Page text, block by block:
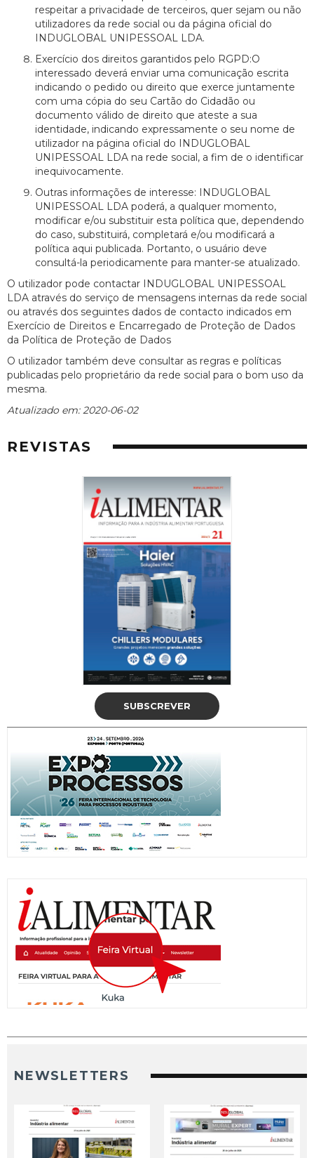
respeitar a privacidade de terceiros, quer sejam ou não
utilizadores da rede social ou da página oficial do
INDUGLOBAL UNIPESSOAL LDA.
Exercício dos direitos garantidos pelo RGPD:O
interessado deverá enviar uma comunicação escrita
indicando o pedido ou direito que exerce juntamente
com uma cópia do seu Cartão do Cidadão ou
documento válido de direito que ateste a sua
identidade, indicando expressamente o seu nome de
utilizador na página oficial do INDUGLOBAL
UNIPESSOAL LDA na rede social, a fim de o identificar
inequivocamente.
Outras informações de interesse: INDUGLOBAL
UNIPESSOAL LDA poderá, a qualquer momento,
modificar e/ou substituir esta política que, dependendo
do caso, substituirá, completará e/ou modificará a
política aqui publicada. Portanto, o usuário deve
consultá-la periodicamente para manter-se atualizado.
O utilizador pode contactar INDUGLOBAL UNIPESSOAL
LDA através do serviço de mensagens internas da rede social
ou através dos seguintes dados de contacto indicados em
Exercício de Direitos e Encarregado de Proteção de Dados
da Política de Proteção de Dados
O utilizador também deve consultar as regras e políticas
publicadas pelo proprietário da rede social para o bom uso da
mesma.
Atualizado em: 2020-06-02
REVISTAS
SUBSCREVER
NEWSLETTERS